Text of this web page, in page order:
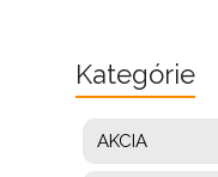
Kategórie
AKCIA